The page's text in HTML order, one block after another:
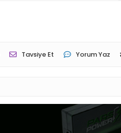
Tavsiye Et Yorum Yaz